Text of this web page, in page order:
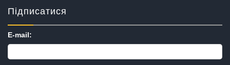
Підписатися
E-mail: